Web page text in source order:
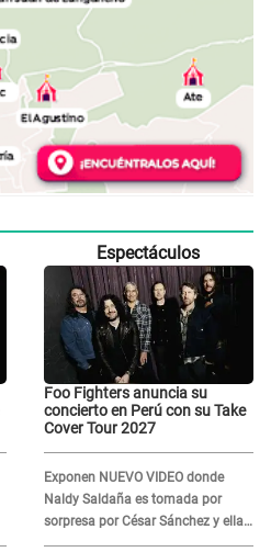
Espectáculos
Foo Fighters anuncia su
concierto en Perú con su Take
Cover Tour 2027
Exponen NUEVO VIDEO donde
Naldy Saldaña es tomada por
sorpresa por César Sánchez y ella
evidencia su REACCIÓN: Le agarró